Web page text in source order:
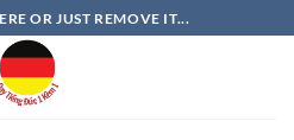
OR JUST REMOVE IT...